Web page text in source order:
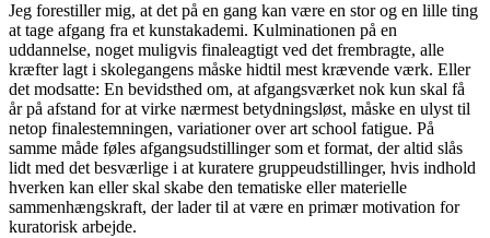
Jeg forestiller mig, at det på en gang kan være en stor og en lille ting
at tage afgang fra et kunstakademi. Kulminationen på en
uddannelse, noget muligvis finaleagtigt ved det frembragte, alle
kræfter lagt i skolegangens måske hidtil mest krævende værk. Eller
det modsatte: En bevidsthed om, at afgangsværket nok kun skal få
år på afstand for at virke nærmest betydningsløst, måske en ulyst til
netop finalestemningen, variationer over art school fatigue. På
samme måde føles afgangsudstillinger som et format, der altid slås
lidt med det besværlige i at kuratere gruppeudstillinger, hvis indhold
hverken kan eller skal skabe den tematiske eller materielle
sammenhængskraft, der lader til at være en primær motivation for
kuratorisk arbejde.